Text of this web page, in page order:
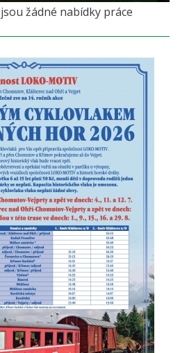
žádné nabídky práce